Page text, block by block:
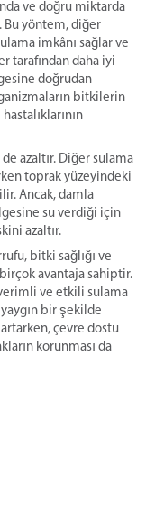
ve doğru miktarda
Bu yöntem, diğer
imkânı sağlar ve
tarafından daha iyi
doğrudan
bitkilerin
azaltır. Diğer sulama
toprak yüzeyindeki
Ancak, damla
su verdiği için
azaltır.
bitki sağlığı ve
avantaja sahiptir.
ve etkili sulama
bir şekilde
çevre dostu
korunması da